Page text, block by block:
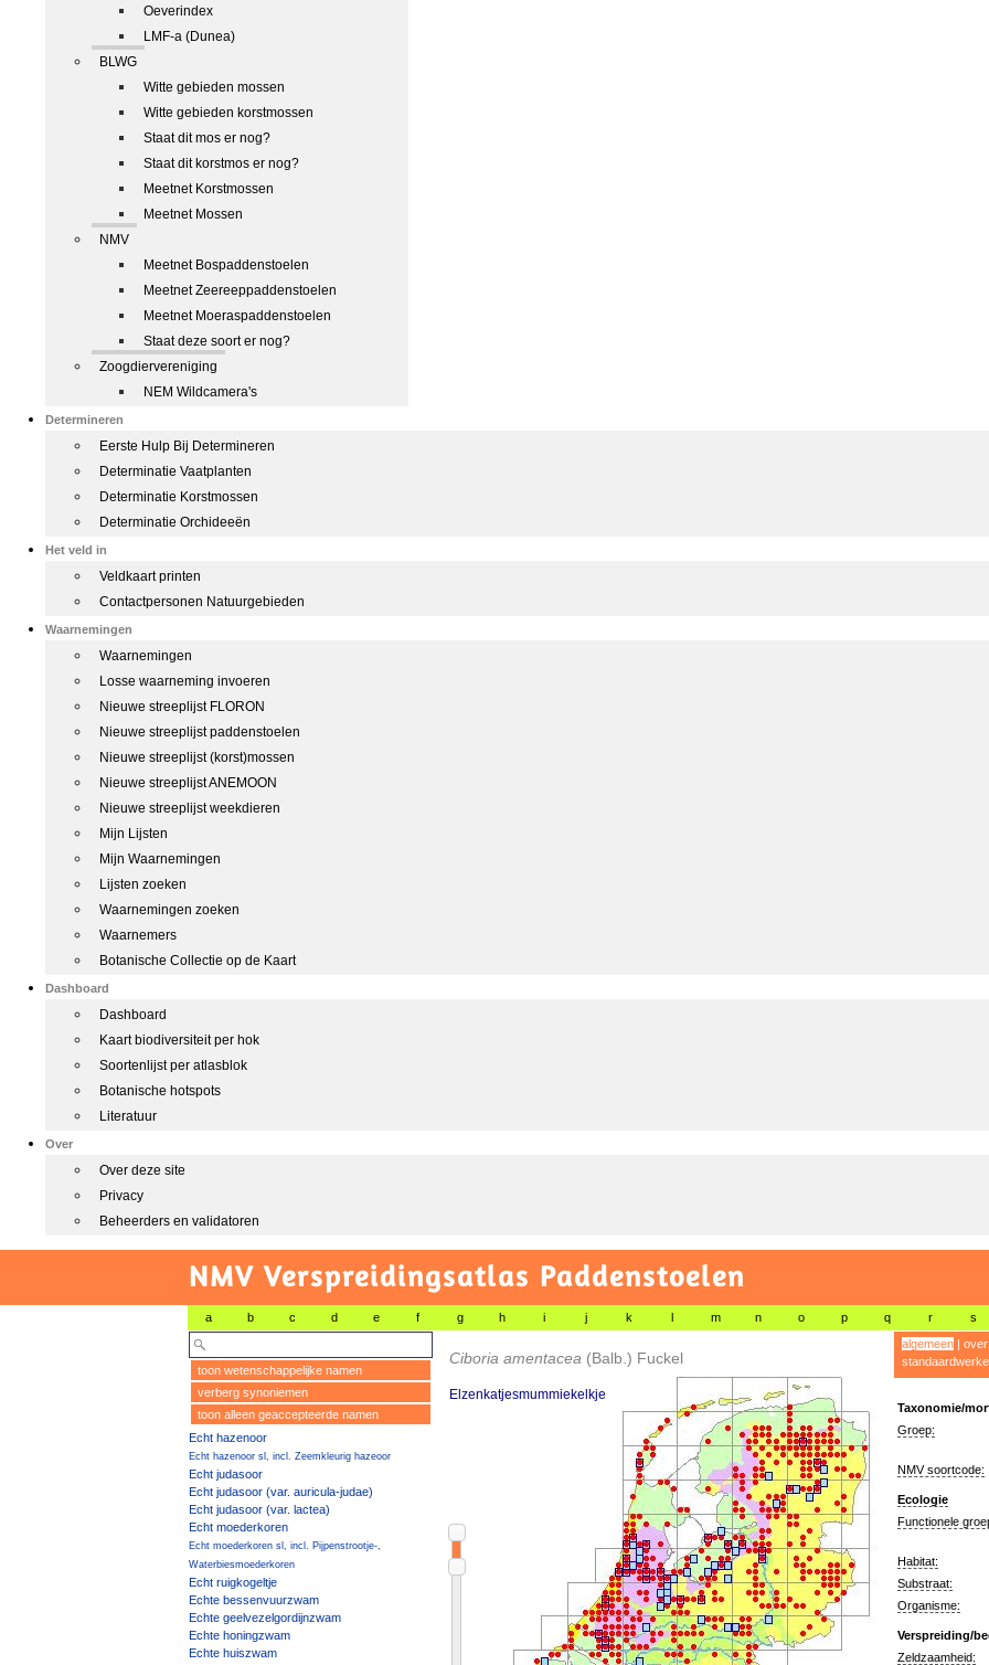
Oeverindex
LMF-a (Dunea)
BLWG
Witte gebieden mossen
Witte gebieden korstmossen
Staat dit mos er nog?
Staat dit korstmos er nog?
Meetnet Korstmossen
Meetnet Mossen
NMV
Meetnet Bospaddenstoelen
Meetnet Zeereeppaddenstoelen
Meetnet Moeraspaddenstoelen
Staat deze soort er nog?
Zoogdiervereniging
NEM Wildcamera's
Determineren
Eerste Hulp Bij Determineren
Determinatie Vaatplanten
Determinatie Korstmossen
Determinatie Orchideeën
Het veld in
Veldkaart printen
Contactpersonen Natuurgebieden
Waarnemingen
Waarnemingen
Losse waarneming invoeren
Nieuwe streeplijst FLORON
Nieuwe streeplijst paddenstoelen
Nieuwe streeplijst (korst)mossen
Nieuwe streeplijst ANEMOON
Nieuwe streeplijst weekdieren
Mijn Lijsten
Mijn Waarnemingen
Lijsten zoeken
Waarnemingen zoeken
Waarnemers
Botanische Collectie op de Kaart
Dashboard
Dashboard
Kaart biodiversiteit per hok
Soortenlijst per atlasblok
Botanische hotspots
Literatuur
Over
Over deze site
Privacy
Beheerders en validatoren
NMV Verspreidingsatlas Paddenstoelen
a b c d e f g h i j k l m n o p q r s
toon wetenschappelijke namen
verberg synoniemen
toon alleen geaccepteerde namen
Echt hazenoor
Echt hazenoor sl, incl. Zeemkleurig hazeoor
Echt judasoor
Echt judasoor (var. auricula-judae)
Echt judasoor (var. lactea)
Echt moederkoren
Echt moederkoren sl, incl. Pijpenstrootje-,
Waterbiesmoederkoren
Echt ruigkogeltje
Echte bessenvuurzwam
Echte geelvezelgordijnzwam
Echte honingzwam
Echte huiszwam
Ciboria amentacea (Balb.) Fuckel
Elzenkatjesmummiekelkje
algemeen|
Taxonomie/
Groep:
NMV soortcode:
Ecologie
Functionele
Habitat:
Substraat:
Organisme:
Verspreiding/
Zeldzaamheid: